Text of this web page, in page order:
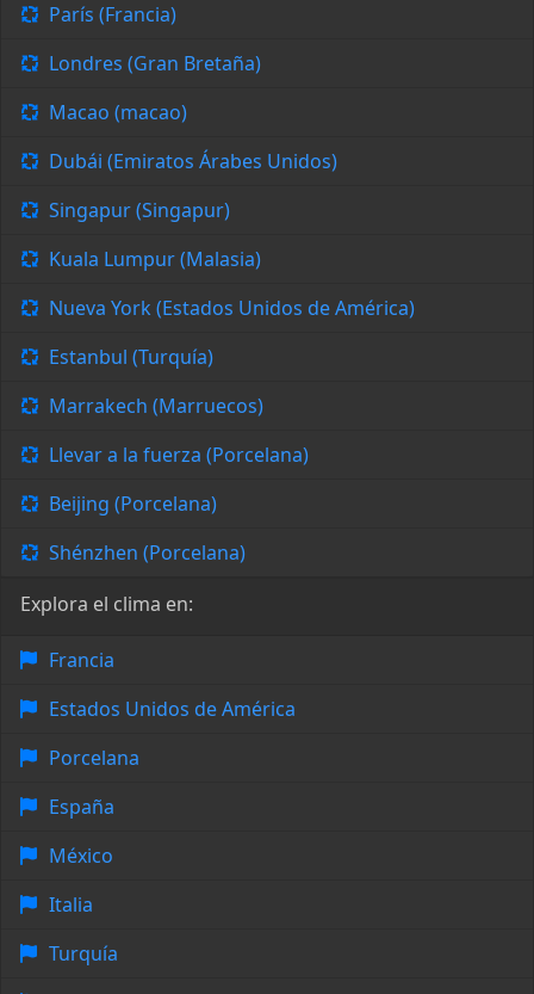
París (Francia)
Londres (Gran Bretaña)
Macao (macao)
Dubái (Emiratos Árabes Unidos)
Singapur (Singapur)
Kuala Lumpur (Malasia)
Nueva York (Estados Unidos de América)
Estanbul (Turquía)
Marrakech (Marruecos)
Llevar a la fuerza (Porcelana)
Beijing (Porcelana)
Shénzhen (Porcelana)
Explora el clima en:
Francia
Estados Unidos de América
Porcelana
España
México
Italia
Turquía